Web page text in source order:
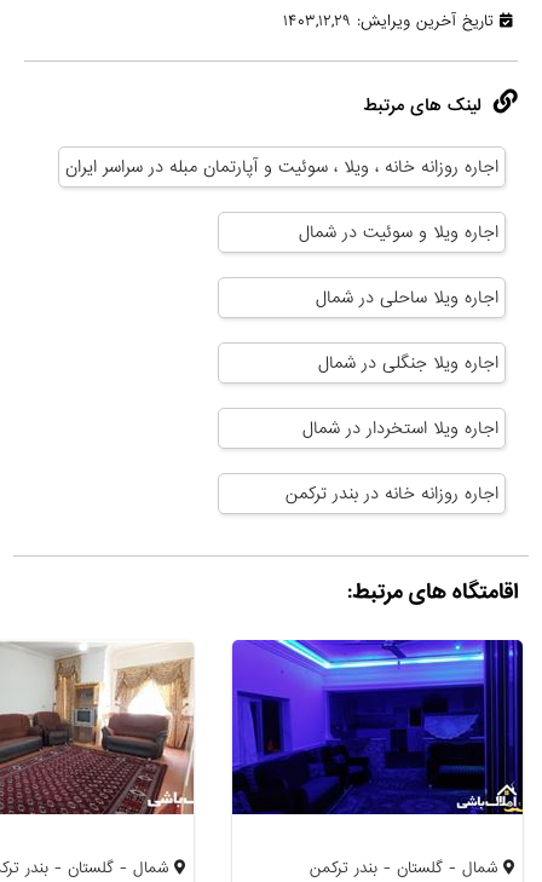
تاریخ آخرین ویرایش: ۱۴۰۳,۱۲,۲۹
لینک های مرتبط
اجاره روزانه خانه ، ویلا ، سوئیت و آپارتمان مبله در سراسر ایران
اجاره ویلا و سوئیت در شمال
اجاره ویلا ساحلی در شمال
اجاره ویلا جنگلی در شمال
اجاره ویلا استخردار در شمال
اجاره روزانه خانه در بندر ترکمن
اقامتگاه های مرتبط:
شمال - گلستان - بندر ترکمن شمال - گلستان - بندر